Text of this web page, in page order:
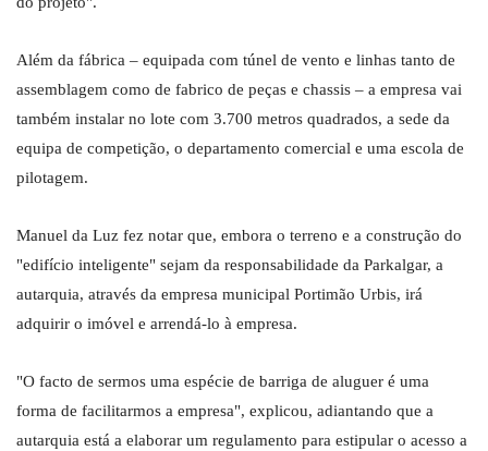
Além da fábrica – equipada com túnel de vento e linhas tanto de
assemblagem como de fabrico de peças e chassis – a empresa vai
também instalar no lote com 3.700 metros quadrados, a sede da
equipa de competição, o departamento comercial e uma escola de
pilotagem.
Manuel da Luz fez notar que, embora o terreno e a construção do
"edifício inteligente" sejam da responsabilidade da Parkalgar, a
autarquia, através da empresa municipal Portimão Urbis, irá
adquirir o imóvel e arrendá-lo à empresa.
"O facto de sermos uma espécie de barriga de aluguer é uma
forma de facilitarmos a empresa", explicou, adiantando que a
autarquia está a elaborar um regulamento para estipular o acesso a